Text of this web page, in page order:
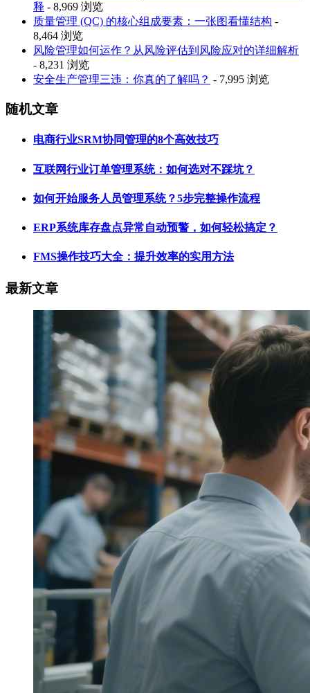
释 - 8,969 浏览
质量管理 (QC) 的核心组成要素：一张图看懂结构 -
8,464 浏览
风险管理如何运作？从风险评估到风险应对的详细解析
- 8,231 浏览
安全生产管理三违：你真的了解吗？ - 7,995 浏览
随机文章
电商行业SRM协同管理的8个高效技巧
互联网行业订单管理系统：如何选对不踩坑？
如何开始服务人员管理系统？5步完整操作流程
ERP系统库存盘点异常自动预警，如何轻松搞定？
FMS操作技巧大全：提升效率的实用方法
最新文章